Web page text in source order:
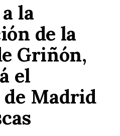
la
de la
Griñón,
el
de Madrid